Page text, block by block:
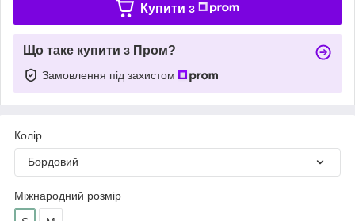
Купити з
Що таке купити з Пром?
Замовлення під захистом
Колір
Бордовий
Міжнародний розмір